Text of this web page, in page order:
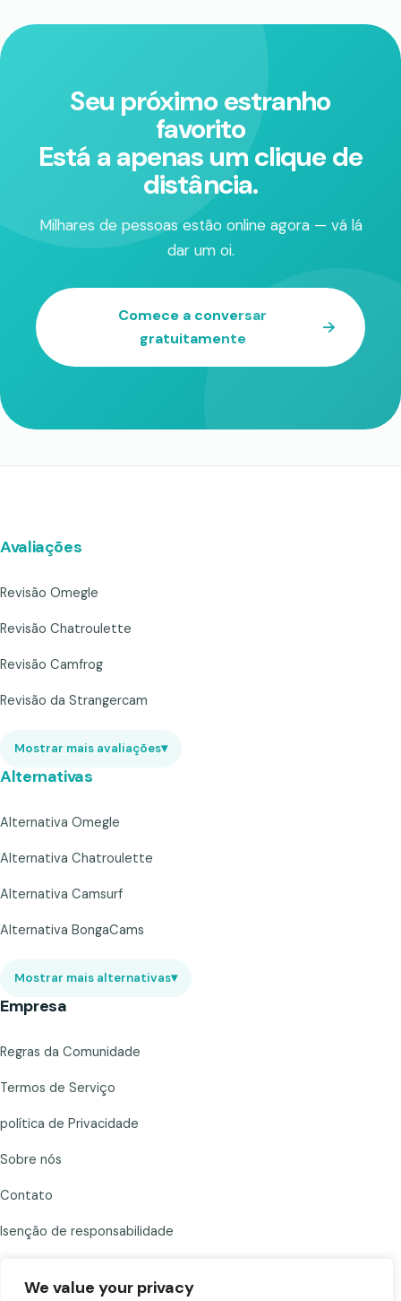
We value your privacy
Seu próximo estranho
favorito
Está a apenas um clique de
distância.
Milhares de pessoas estão online agora — vá lá
dar um oi.
Comece a conversar
gratuitamente
Avaliações
Revisão Omegle
Revisão Chatroulette
Revisão Camfrog
Revisão da Strangercam
Mostrar mais avaliações▾
Alternativas
Alternativa Omegle
Alternativa Chatroulette
Alternativa Camsurf
Alternativa BongaCams
Mostrar mais alternativas▾
Empresa
Regras da Comunidade
Termos de Serviço
política de Privacidade
Sobre nós
Contato
Isenção de responsabilidade